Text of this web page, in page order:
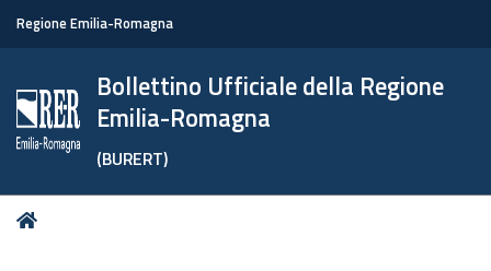
Regione Emilia-Romagna
Bollettino Ufficiale della Regione
Emilia-Romagna
(BURERT)
Tu